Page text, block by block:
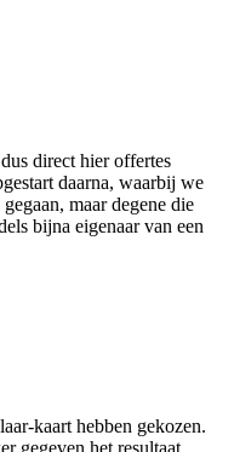
direct hier offertes
daarna, waarbij we
maar degene die
bijna eigenaar van een
kaart hebben gekozen.
gegeven het resultaat.